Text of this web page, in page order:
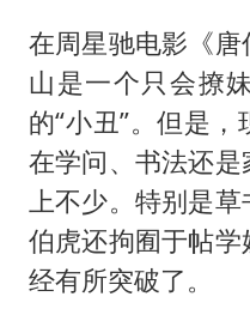
在周星驰电影《唐
山是一个只会撩
的“小丑”。但是，
在学问、书法还
上不少。特别是
伯虎还拘囿于帖
经有所突破了。